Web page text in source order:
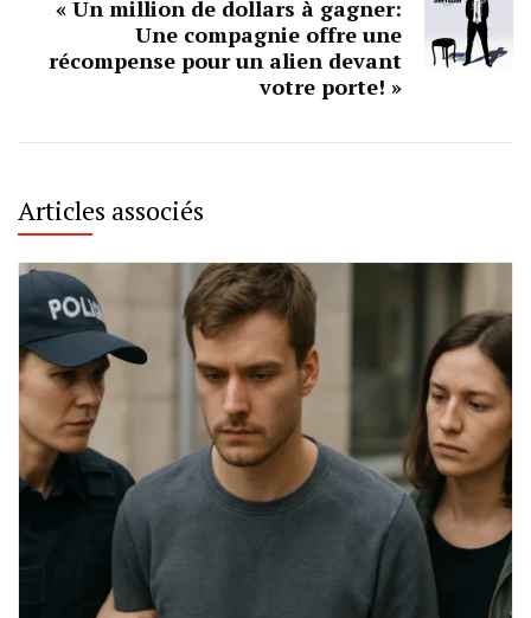
« Un million de dollars à gagner:
Une compagnie offre une
récompense pour un alien devant
votre porte! »
Articles associés